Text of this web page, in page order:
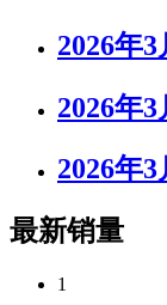
2026年
2026年
2026年
最新销量
1